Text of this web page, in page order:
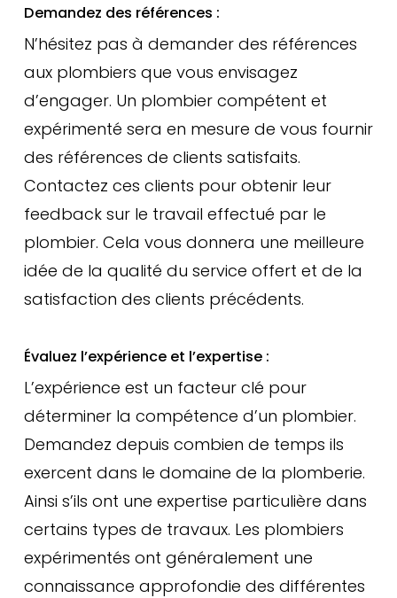
Demandez des références :
N’hésitez pas à demander des références
aux plombiers que vous envisagez
d’engager. Un plombier compétent et
expérimenté sera en mesure de vous fournir
des références de clients satisfaits.
Contactez ces clients pour obtenir leur
feedback sur le travail effectué par le
plombier. Cela vous donnera une meilleure
idée de la qualité du service offert et de la
satisfaction des clients précédents.
Évaluez l’expérience et l’expertise :
L’expérience est un facteur clé pour
déterminer la compétence d’un plombier.
Demandez depuis combien de temps ils
exercent dans le domaine de la plomberie.
Ainsi s’ils ont une expertise particulière dans
certains types de travaux. Les plombiers
expérimentés ont généralement une
connaissance approfondie des différentes